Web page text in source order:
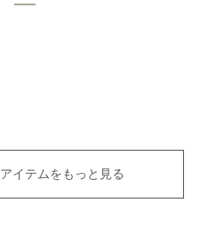
イテムをもっと見る